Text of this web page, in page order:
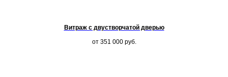
Витраж с двустворчатой дверью
от 351 000 руб.